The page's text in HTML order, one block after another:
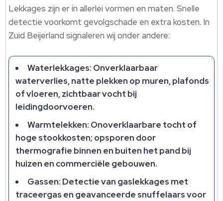
Lekkages zijn er in allerlei vormen en maten.​ Snelle
detectie voorkomt gevolgschade en extra kosten.​ In
Zuid Beijerland signaleren wij onder andere:
Waterlekkages: Onverklaarbaar
waterverlies, natte plekken op muren, plafonds
of vloeren, zichtbaar vocht bij
leidingdoorvoeren.​
Warmtelekken: Onoverklaarbare tocht of
hoge stookkosten; opsporen door
thermografie binnen en buiten het pand bij
huizen en commerciële gebouwen.​
Gassen: Detectie van gaslekkages met
traceergas en geavanceerde snuffelaars voor